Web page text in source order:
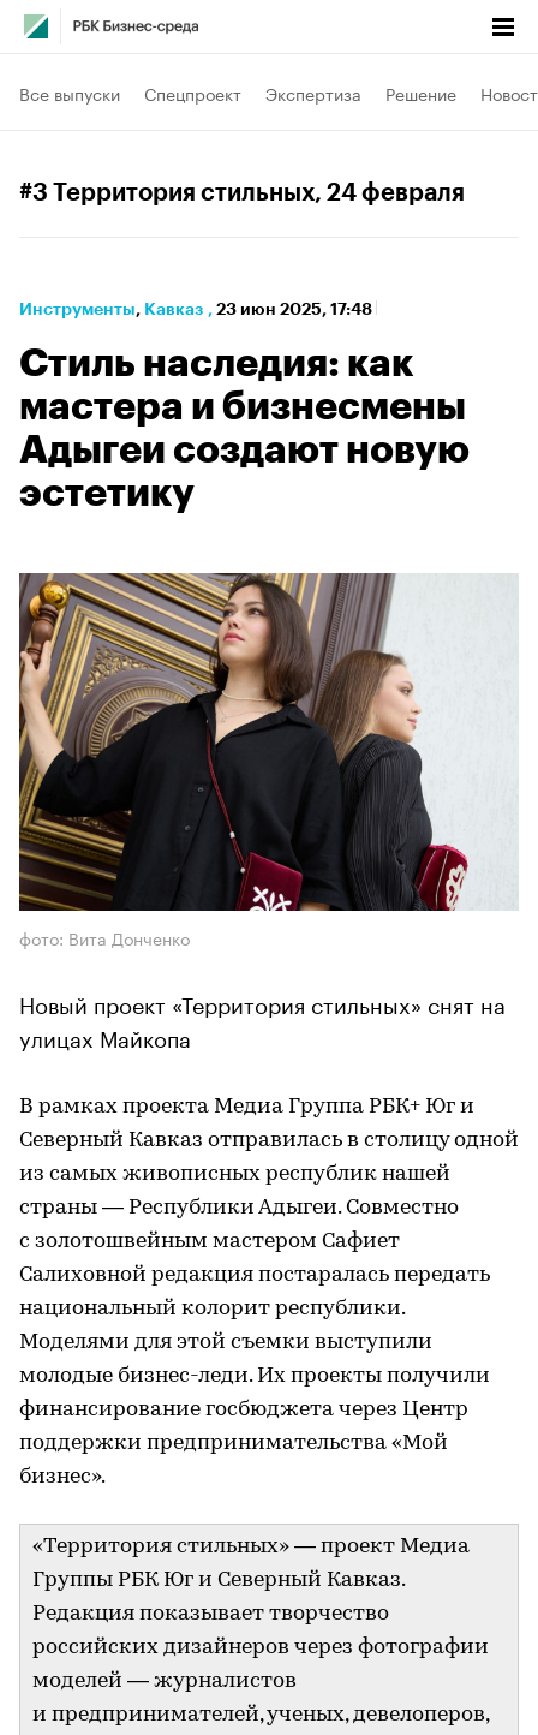
Все выпуски Спецпроект Экспертиза Решение
#3 Территория стильных, 24 февраля
Инструменты⁠, Кавказ , 23 июн 2025, 17:48
Стиль наследия: как
мастера и бизнесмены
Адыгеи создают новую
эстетику
фото: Вита Донченко
Новый проект «Территория стильных» снят на
улицах Майкопа
В рамках проекта Медиа Группа РБК+ Юг и
Северный Кавказ отправилась в столицу одной
из самых живописных республик нашей
страны — Республики Адыгеи. Совместно
с золотошвейным мастером Сафиет
Салиховной редакция постаралась передать
национальный колорит республики.
Моделями для этой съемки выступили
молодые бизнес-леди. Их проекты получили
финансирование госбюджета через Центр
поддержки предпринимательства «Мой
бизнес».
«Территория стильных» — проект Медиа
Группы РБК Юг и Северный Кавказ.
Редакция показывает творчество
российских дизайнеров через фотографии
моделей — журналистов
и предпринимателей, ученых, девелоперов,